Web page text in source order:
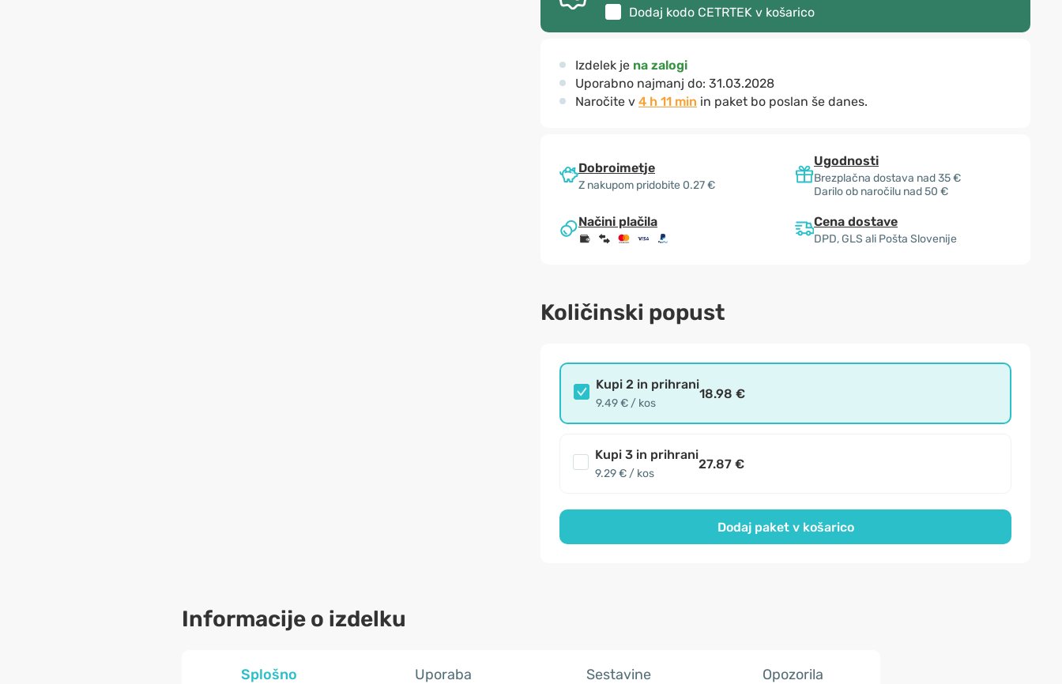
Dodaj kodo CETRTEK v košarico
Izdelek je na zalogi
Uporabno najmanj do: 31.03.2028
Naročite v 4 h 11 min in paket bo poslan še danes.
Dobroimetje
Z nakupom pridobite 0.27 €
Ugodnosti
Brezplačna dostava nad 35 €
Darilo ob naročilu nad 50 €
Načini plačila Cena dostave
DPD, GLS ali Pošta Slovenije
Količinski popust
Kupi 2 in prihrani
9.49 € / kos
18.98 €
Kupi 3 in prihrani
9.29 € / kos
27.87 €
Dodaj paket v košarico
Informacije o izdelku
Splošno Uporaba Sestavine Opozorila